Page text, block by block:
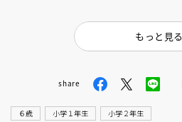
もっと見る
share
６歳 小学１年生 小学２年生